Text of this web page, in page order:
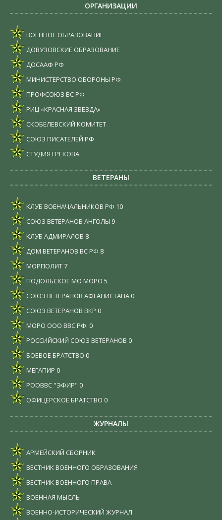
ОРГАНИЗАЦИИ
ВОЕННОЕ ОБРАЗОВАНИЕ
ДОВУЗОВСКИЕ ОБРАЗОВАНИЕ
ДОСААФ РФ
МИНИСТЕРСТВО ОБОРОНЫ РФ
ПРОФСОЮЗ ВС РФ
РИЦ «КРАСНАЯ ЗВЕЗДА»
СКОБЕЛЕВСКИЙ КОМИТЕТ
СОЮЗ ПИСАТЕЛЕЙ РФ
СТУДИЯ ГРЕКОВА
ВЕТЕРАНЫ
КЛУБ ВОЕНАЧАЛЬНИКОВ РФ 10
СОЮЗ ВЕТЕРАНОВ АНГОЛЫ 9
КЛУБ АДМИРАЛОВ 8
ДОМ ВЕТЕРАНОВ ВС РФ 8
МОРПОЛИТ7
ПОДОЛЬСКОЕ МО МОРО 5
СОЮЗ ВЕТЕРАНОВ АФГАНИСТАНА 0
СОЮЗ ВЕТЕРАНОВ ВКР 0
МОРО ООО ВВС РФ: 0
РОССИЙСКИЙ СОЮЗ ВЕТЕРАНОВ 0
БОЕВОЕ БРАТСТВО 0
МЕГАПИР 0
РООВВС "ЭФИР" 0
ОФИЦЕРСКОЕ БРАТСТВО 0
ЖУРНАЛЫ
АРМЕЙСКИЙ СБОРНИК
ВЕСТНИК ВОЕННОГО ОБРАЗОВАНИЯ
ВЕСТНИК ВОЕННОГО ПРАВА
ВОЕННАЯ МЫСЛЬ
ВОЕННО-ИСТОРИЧЕСКИЙ ЖУРНАЛ